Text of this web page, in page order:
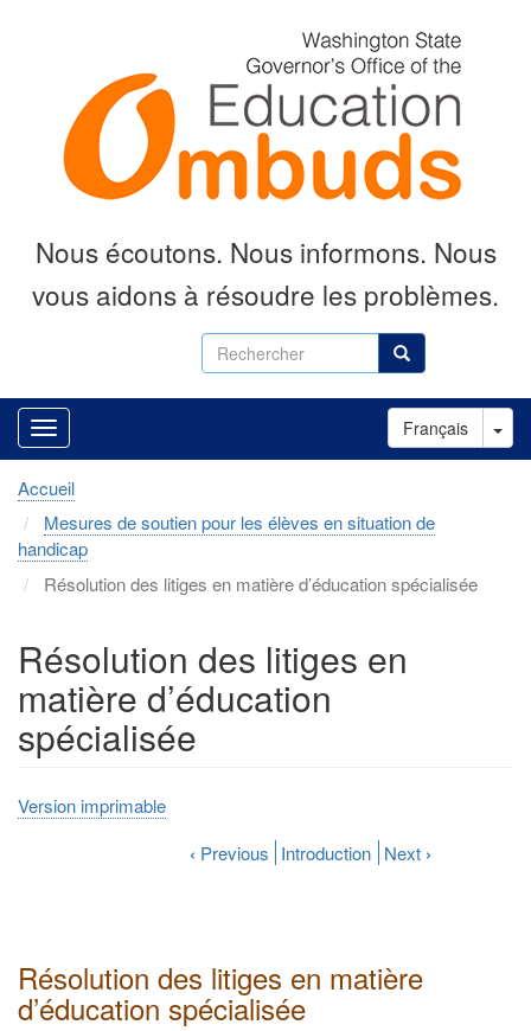
Rechercher Rechercher
Nous écoutons. Nous informons. Nous
vous aidons à résoudre les problèmes.
Français
Accueil
Mesures de soutien pour les élèves en situation de
handicap
Résolution des litiges en matière d’éducation spécialisée
Résolution des litiges en
matière d’éducation
spécialisée
Résolution des litiges en matière
d’éducation spécialisée
Version imprimable
‹ Previous Introduction Next ›